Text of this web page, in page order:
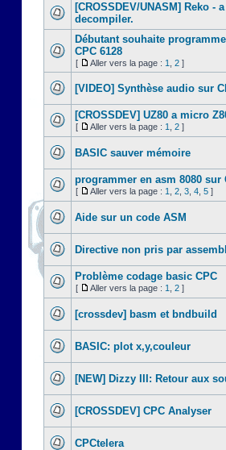
[CROSSDEV/UNASM] Reko -
decompiler.
Débutant souhaite
CPC 6128
[ Aller vers la page : 1 2 ]
[VIDEO] Synthèse audio sur
[CROSSDEV] UZ80 a micro
[ Aller vers la page : 1 2 ]
BASIC sauver mémoire
programmer en asm 8080 sur
[ Aller vers la page : 1 2 3 4 5 ]
Aide sur un code ASM
Directive non pris par
Problème codage basic CPC
[ Aller vers la page : 1 2 ]
[crossdev] basm et bndbuild
BASIC: plot x,y,couleur
[NEW] Dizzy III: Retour aux
[CROSSDEV] CPC Analyser
CPCtelera